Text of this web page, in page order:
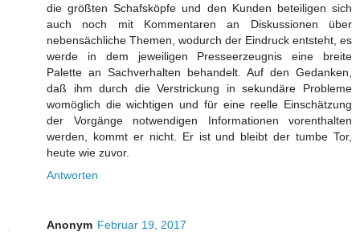
die größten Schafsköpfe und den Kunden beteiligen sich
auch noch mit Kommentaren an Diskussionen über
nebensächliche Themen, wodurch der Eindruck entsteht, es
werde in dem jeweiligen Presseerzeugnis eine breite
Palette an Sachverhalten behandelt. Auf den Gedanken,
daß ihm durch die Verstrickung in sekundäre Probleme
womöglich die wichtigen und für eine reelle Einschätzung
der Vorgänge notwendigen Informationen vorenthalten
werden, kommt er nicht. Er ist und bleibt der tumbe Tor,
heute wie zuvor.
Antworten
Anonym Februar 19, 2017